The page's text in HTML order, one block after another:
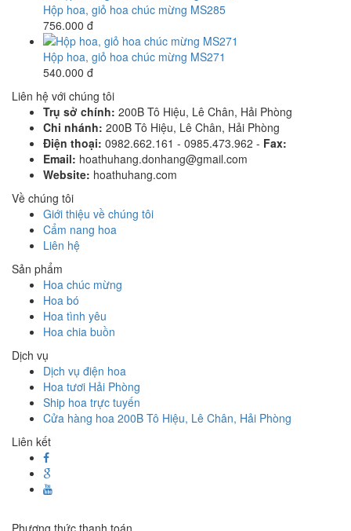
Hộp hoa, giỏ hoa chúc mừng MS285
756.000 đ
Hộp hoa, giỏ hoa chúc mừng MS271
540.000 đ
Liên hệ với chúng tôi
Trụ sở chính: 200B Tô Hiệu, Lê Chân, Hải Phòng
Chi nhánh: 200B Tô Hiệu, Lê Chân, Hải Phòng
Điện thoại: 0982.662.161 - 0985.473.962 - Fax:
Email: hoathuhang.donhang@gmail.com
Website: hoathuhang.com
Về chúng tôi
Giới thiệu về chúng tôi
Cẩm nang hoa
Liên hệ
Sản phẩm
Hoa chúc mừng
Hoa bó
Hoa tình yêu
Hoa chia buồn
Dịch vụ
Dịch vụ điện hoa
Hoa tươi Hải Phòng
Ship hoa trực tuyến
Cửa hàng hoa 200B Tô Hiệu, Lê Chân, Hải Phòng
Liên kết
Phương thức thanh toán